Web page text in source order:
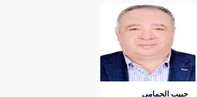
حبيب الحمامي